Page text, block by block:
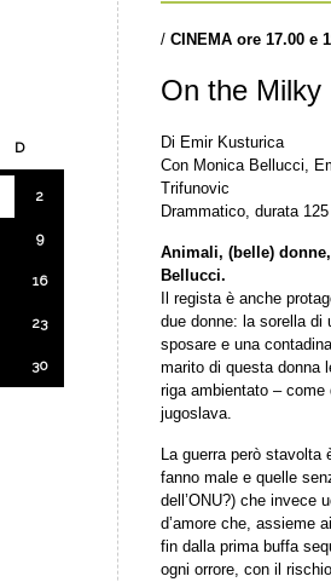
/ CINEMA ore 17.00 e
On the Milky
Di Emir Kusturica
Con Monica Bellucci,
Trifunovic
Drammatico, durata
Animali, (belle)
Bellucci.
Il regista è anche
due donne: la sorella di
sposare e una
marito di questa donna
riga ambientato –
jugoslava.
La guerra però
fanno male e quelle
dell’ONU?) che invece
d’amore che, assieme
fin dalla prima buffa
ogni orrore, con il
D
2
9
16
23
30